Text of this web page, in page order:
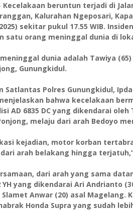
Kecelakaan beruntun terjadi di
Kalurahan Ngeposari,
sekitar pukul 17.55 WIB.
satu orang meninggal dunia di
dunia adalah Tawiya
Gunungkidul.
Satlantas Polres Gunungkidul,
bahwa kecelakaan
AD 6835 DC yang dikendarai
melaju dari arah Bedoyo
kejadian, motor korban
arah belakang hingga
dari arah yang sama
YH yang dikendarai Ari Andrianto
Slamet Anwar (20) asal
Honda Supra yang sudah